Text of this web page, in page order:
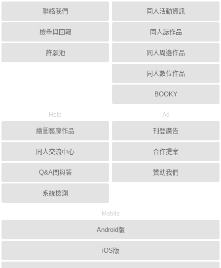
聯絡我們
檢舉與回報
許願池
同人活動資訊
同人誌作品
同人周邊作品
同人數位作品
BOOKY
Help
繪圖藝廊作品
同人交流中心
Q&A問與答
系統檢測
Ad
刊登廣告
合作提案
贊助我們
Mobile
Android版
iOS版